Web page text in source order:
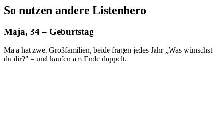
So nutzen andere Listenhero
Maja, 34 – Geburtstag
Maja hat zwei Großfamilien, beide fragen jedes Jahr „Was wünschst
du dir?" – und kaufen am Ende doppelt.